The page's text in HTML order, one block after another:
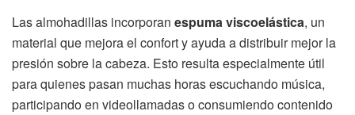
Las almohadillas incorporan espuma viscoelástica, un
material que mejora el confort y ayuda a distribuir mejor la
presión sobre la cabeza. Esto resulta especialmente útil
para quienes pasan muchas horas escuchando música,
participando en videollamadas o consumiendo contenido